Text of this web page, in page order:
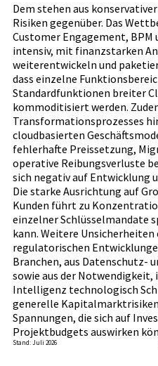
Dem stehen aus
Risiken gegenüber. Das
Customer Engagement,
intensiv, mit finanzstarken
weiterentwickeln und
dass einzelne
Standardfunktionen breiter
kommoditisiert werden.
Transformationsprozesses
cloudbasierten
fehlerhafte Preissetzung,
operative Reibungsverluste
sich negativ auf Entwicklung
Die starke Ausrichtung auf
Kunden führt zu
einzelner Schlüsselmandate
kann. Weitere Unsicherheiten
regulatorischen
Branchen, aus Datenschutz-
sowie aus der Notwendigkeit,
Intelligenz technologisch
generelle
Spannungen, die sich auf
Projektbudgets auswirken
Stand: Juli 2026